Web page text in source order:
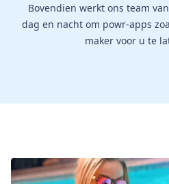
Bovendien werkt ons team
dag en nacht om powr-apps
maker voor u te